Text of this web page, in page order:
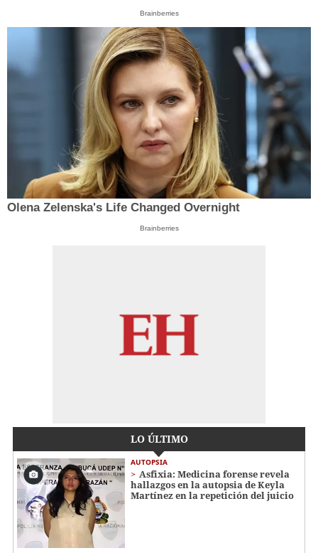
Brainberries
Olena Zelenska's Life Changed Overnight
Brainberries
LO ÚLTIMO
AUTOPSIA
Asfixia: Medicina forense revela
hallazgos en la autopsia de Keyla
Martínez en la repetición del juicio